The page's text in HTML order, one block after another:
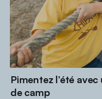
Pimentez l’été
de camp